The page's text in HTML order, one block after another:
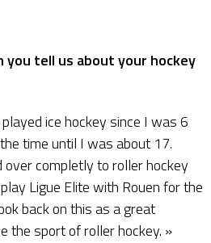
you tell us about your hockey
played ice hockey since I was 6
time until I was about 17.
completly to roller hockey
Ligue Elite with Rouen for the
back on this as a great
the sport of roller hockey. »